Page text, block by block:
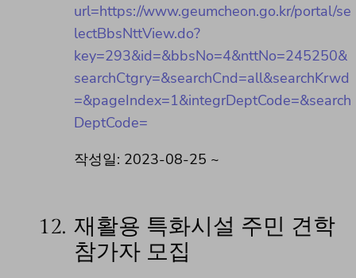
url=https://www.geumcheon.go.kr/portal/se
lectBbsNttView.do?
key=293&id=&bbsNo=4&nttNo=245250&
searchCtgry=&searchCnd=all&searchKrwd
=&pageIndex=1&integrDeptCode=&search
DeptCode=
작성일: 2023-08-25 ~
12. 재활용 특화시설 주민 견학
참가자 모집